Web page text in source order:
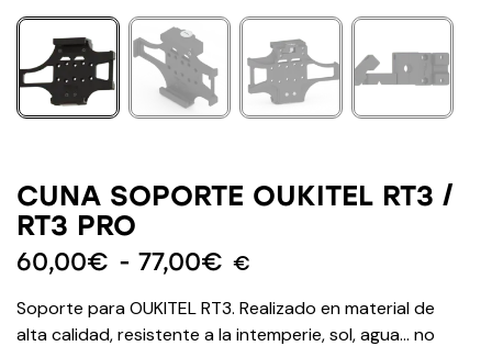
CUNA SOPORTE OUKITEL RT3 /
RT3 PRO
60,00€ - 77,00€ €
Soporte para OUKITEL RT3. Realizado en material de
alta calidad, resistente a la intemperie, sol, agua… no